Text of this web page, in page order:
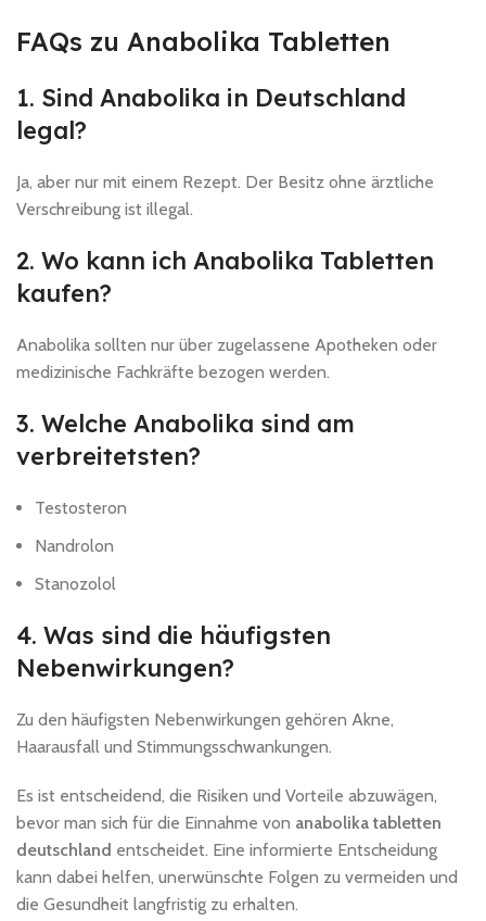
FAQs zu Anabolika Tabletten
1. Sind Anabolika in Deutschland
legal?
Ja, aber nur mit einem Rezept. Der Besitz ohne ärztliche
Verschreibung ist illegal.
2. Wo kann ich Anabolika Tabletten
kaufen?
Anabolika sollten nur über zugelassene Apotheken oder
medizinische Fachkräfte bezogen werden.
3. Welche Anabolika sind am
verbreitetsten?
Testosteron
Nandrolon
Stanozolol
4. Was sind die häufigsten
Nebenwirkungen?
Zu den häufigsten Nebenwirkungen gehören Akne,
Haarausfall und Stimmungsschwankungen.
Es ist entscheidend, die Risiken und Vorteile abzuwägen,
bevor man sich für die Einnahme von anabolika tabletten
deutschland entscheidet. Eine informierte Entscheidung
kann dabei helfen, unerwünschte Folgen zu vermeiden und
die Gesundheit langfristig zu erhalten.